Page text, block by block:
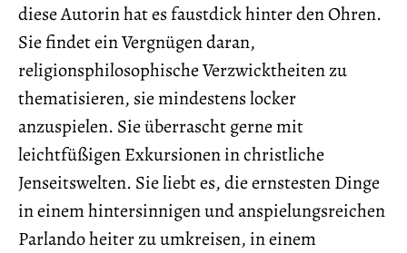
diese Autorin hat es faustdick hinter den Ohren.
Sie findet ein Vergnügen daran,
religionsphilosophische Verzwicktheiten zu
thematisieren, sie mindestens locker
anzuspielen. Sie überrascht gerne mit
leichtfüßigen Exkursionen in christliche
Jenseitswelten. Sie liebt es, die ernstesten Dinge
in einem hintersinnigen und anspielungsreichen
Parlando heiter zu umkreisen, in einem